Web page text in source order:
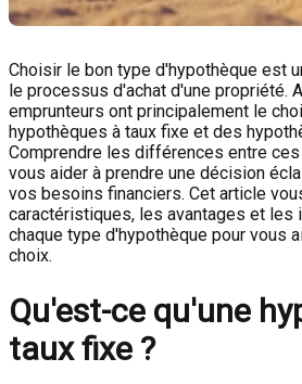
Choisir le bon type d'hypothèque est
le processus d'achat d'une propriété.
emprunteurs ont principalement le
hypothèques à taux fixe et des
Comprendre les différences entre
vous aider à prendre une décision
vos besoins financiers. Cet article
caractéristiques, les avantages et les
chaque type d'hypothèque pour vous
choix.
Qu'est-ce qu'une
taux fixe ?